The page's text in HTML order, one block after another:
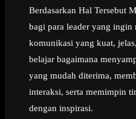
Berdasarkan Hal Tersebut
bagi para leader yang
komunikasi yang kuat,
belajar bagaimana
yang mudah diterima,
interaksi, serta memimpin
dengan inspirasi.